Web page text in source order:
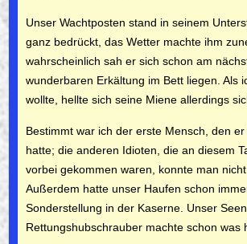
Unser Wachtposten stand in seinem
ganz bedrückt, das Wetter machte ihm
wahrschein­lich sah er sich schon am
wunderbaren Erkältung im Bett liegen. Als
wollte, hellte sich seine Miene allerdings
Bestimmt war ich der erste Mensch, den
hatte; die anderen Idioten, die an diesem
vorbei gekommen waren, konnte man
Außerdem hatte unser Haufen schon
Sonderstellung in der Ka­serne. Unser
Rettungshubschrauber machte schon was